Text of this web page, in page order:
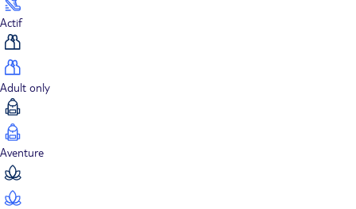
Actif
Adult only
Aventure